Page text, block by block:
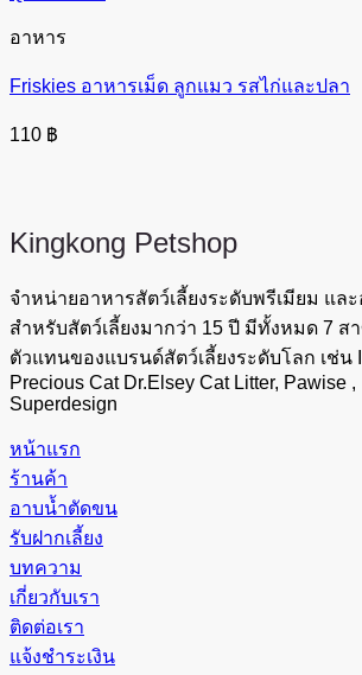
อาหาร
Friskies อาหารเม็ด ลูกแมว รสไก่และปลา
110 ฿
Kingkong Petshop
จำหน่ายอาหารสัตว์เลี้ยงระดับพรีเมียม แล
สำหรับสัตว์เลี้ยงมากว่า 15 ปี มีทั้งหมด 7 ส
ตัวแทนของแบรนด์สัตว์เลี้ยงระดับโลก เช่น
Precious Cat Dr.Elsey Cat Litter, Pawise ,
Superdesign
หน้าแรก
ร้านค้า
อาบน้ำตัดขน
รับฝากเลี้ยง
บทความ
เกี่ยวกับเรา
ติดต่อเรา
แจ้งชำระเงิน